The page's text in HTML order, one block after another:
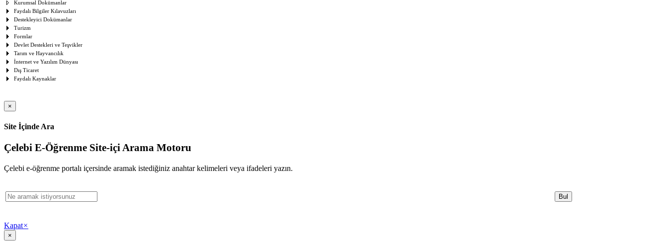
Kurumsal Dokümanlar
Faydalı Bilgiler Kılavuzları
Destekleyici Dokümanlar
Turizm
Formlar
Devlet Destekleri ve Teşvikler
Tarım ve Hayvancılık
İnternet ve Yazılım Dünyası
Dış Ticaret
Faydalı Kaynaklar
×
Site İçinde Ara
Çelebi E-Öğrenme Site-içi Arama Motoru
Çelebi e-öğrenme portalı içersinde aramak istediğiniz anahtar kelimeleri veya ifadeleri yazın.
Kapat×
×